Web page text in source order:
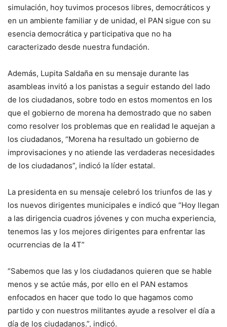
simulación, hoy tuvimos procesos libres, democráticos y
en un ambiente familiar y de unidad, el PAN sigue con su
esencia democrática y participativa que no ha
caracterizado desde nuestra fundación.
Además, Lupita Saldaña en su mensaje durante las
asambleas invitó a los panistas a seguir estando del lado
de los ciudadanos, sobre todo en estos momentos en los
que el gobierno de morena ha demostrado que no saben
como resolver los problemas que en realidad le aquejan a
los ciudadanos, “Morena ha resultado un gobierno de
improvisaciones y no atiende las verdaderas necesidades
de los ciudadanos”, indicó la líder estatal.
La presidenta en su mensaje celebró los triunfos de las y
los nuevos dirigentes municipales e indicó que “Hoy llegan
a las dirigencia cuadros jóvenes y con mucha experiencia,
tenemos las y los mejores dirigentes para enfrentar las
ocurrencias de la 4T”
“Sabemos que las y los ciudadanos quieren que se hable
menos y se actúe más, por ello en el PAN estamos
enfocados en hacer que todo lo que hagamos como
partido y con nuestros militantes ayude a resolver el día a
día de los ciudadanos.”, indicó.